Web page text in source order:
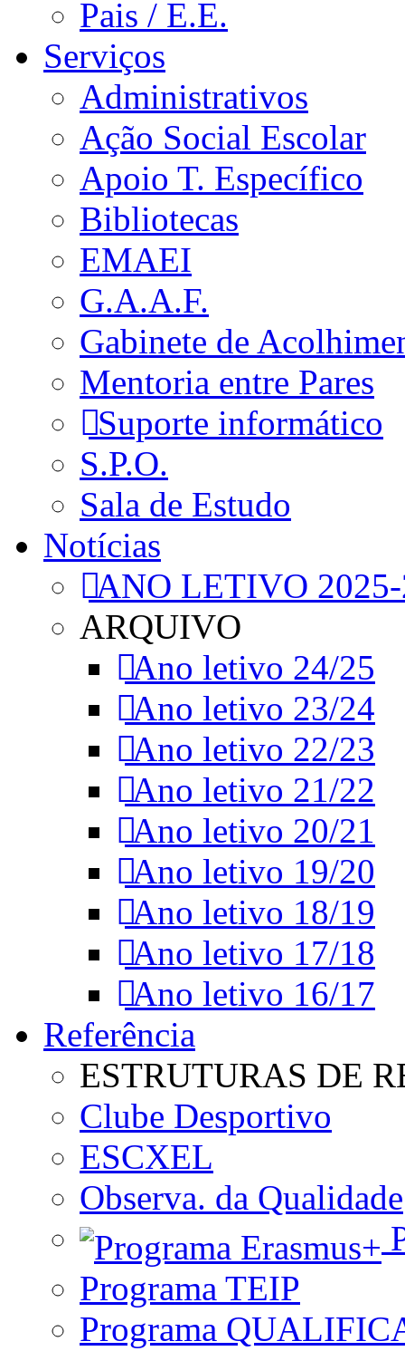
Pais / E.E.
Serviços
Administrativos
Ação Social Escolar
Apoio T. Específico
Bibliotecas
EMAEI
G.A.A.F.
Gabinete de
Mentoria entre Pares
Suporte informático
S.P.O.
Sala de Estudo
Notícias
ANO LETIVO
ARQUIVO
Ano letivo 24/25
Ano letivo 23/24
Ano letivo 22/23
Ano letivo 21/22
Ano letivo 20/21
Ano letivo 19/20
Ano letivo 18/19
Ano letivo 17/18
Ano letivo 16/17
Referência
ESTRUTURAS DE
Clube Desportivo
ESCXEL
Observa. da Qualidade
Programa TEIP
Programa